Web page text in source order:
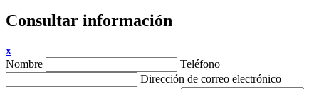
Consultar información
x
Nombre
Teléfono
Dirección de correo electrónico